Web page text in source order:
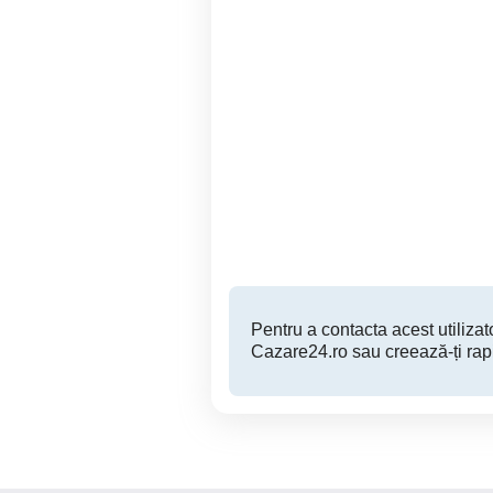
Pentru a contacta acest
Cazare24.ro sau creează-ți